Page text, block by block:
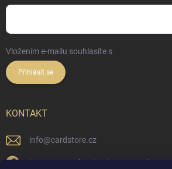
Vložením e-mailu souhlasíte s
Přihlásit se
KONTAKT
info@cardstore.cz
https://www.facebook.com/cardstorecz